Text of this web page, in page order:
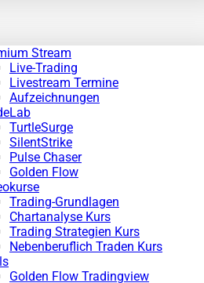
Stream
Live-Trading
Livestream Termine
Aufzeichnungen
TurtleSurge
SilentStrike
Pulse Chaser
Golden Flow
Trading-Grundlagen
Chartanalyse Kurs
Trading Strategien Kurs
Nebenberuflich Traden Kurs
Golden Flow Tradingview